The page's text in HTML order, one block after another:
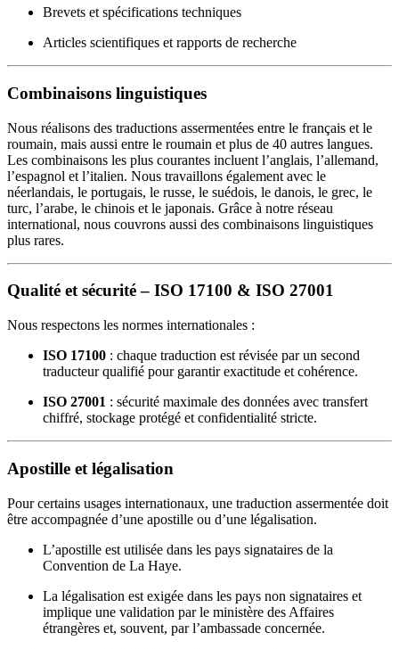
Brevets et spécifications techniques
Articles scientifiques et rapports de recherche
Combinaisons linguistiques
Nous réalisons des traductions assermentées entre le français et le
roumain, mais aussi entre le roumain et plus de 40 autres langues.
Les combinaisons les plus courantes incluent l’anglais, l’allemand,
l’espagnol et l’italien. Nous travaillons également avec le
néerlandais, le portugais, le russe, le suédois, le danois, le grec, le
turc, l’arabe, le chinois et le japonais. Grâce à notre réseau
international, nous couvrons aussi des combinaisons linguistiques
plus rares.
Qualité et sécurité – ISO 17100 & ISO 27001
Nous respectons les normes internationales :
ISO 17100 : chaque traduction est révisée par un second
traducteur qualifié pour garantir exactitude et cohérence.
ISO 27001 : sécurité maximale des données avec transfert
chiffré, stockage protégé et confidentialité stricte.
Apostille et légalisation
Pour certains usages internationaux, une traduction assermentée doit
être accompagnée d’une apostille ou d’une légalisation.
L’apostille est utilisée dans les pays signataires de la
Convention de La Haye.
La légalisation est exigée dans les pays non signataires et
implique une validation par le ministère des Affaires
étrangères et, souvent, par l’ambassade concernée.